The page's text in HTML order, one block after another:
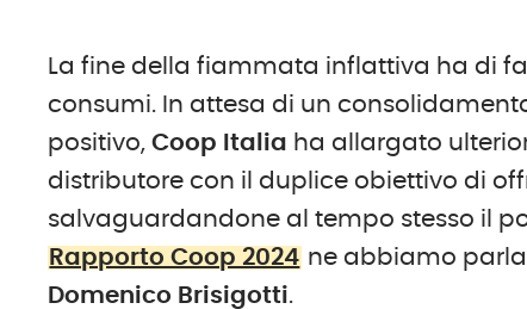
La fine della fiammata inflattiva ha di
consumi. In attesa di un
positivo,Coop Italia ha allargato
distributore con il duplice obiettivo di
salvaguardandone al tempo stesso il
Rapporto Coop 2024 ne abbiamo
Domenico Brisigotti.